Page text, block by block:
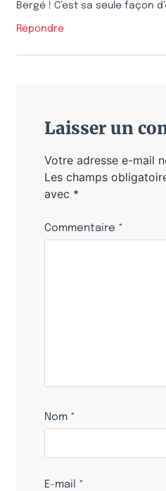
Bergé ! C’est sa seule façon
Répondre
Laisser un
Votre adresse e-mail
Les champs
avec *
Commentaire *
Nom *
E-mail *